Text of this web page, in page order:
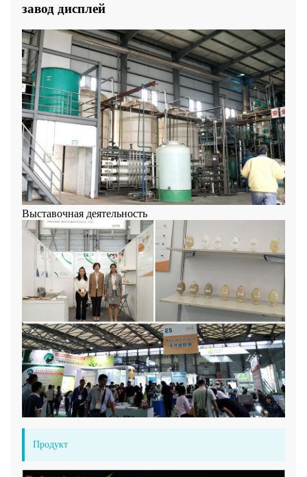
завод дисплей
Выставочная деятельность
Продукт